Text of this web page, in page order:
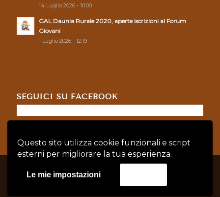
Questo sito utilizza cookie funzionali e script
esterni per migliorare la tua esperienza.
Le mie impostazioni
14 Luglio 2026 - 10:00
GAL Daunia Rurale 2020, aperte iscrizioni al Forum
Giovani
1 Luglio 2026 - 12:19
SEGUICI SU FACEBOOK
Policy| Cookie Policy